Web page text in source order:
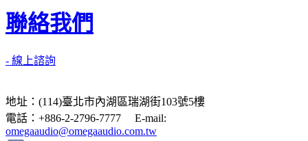
聯絡我們
- 線上諮詢
地址：(114)臺北市內湖區瑞湖街103號5樓
電話：+886-2-2796-7777 E-mail:
omegaaudio@omegaaudio.com.tw